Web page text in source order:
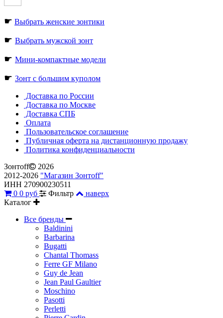
☛ Выбрать женские зонтики
☛ Выбрать мужской зонт
☛ Мини-компактные модели
☛ Зонт с большим куполом
Доставка по России
Доставка по Москве
Доставка СПБ
Оплата
Пользовательское соглашение
Публичная оферта на дистанционную продажу
Политика конфиденциальности
Зонтoff
2026
2012-2026 "Магазин Зонтoff"
ИНН 270900230511
0 0 руб Фильтр
наверх
Каталог
Все бренды
Baldinini
Barbarina
Bugatti
Chantal Thomass
Ferre GF Milano
Guy de Jean
Jean Paul Gaultier
Moschino
Pasotti
Perletti